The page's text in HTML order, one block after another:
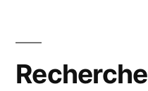
Recherche